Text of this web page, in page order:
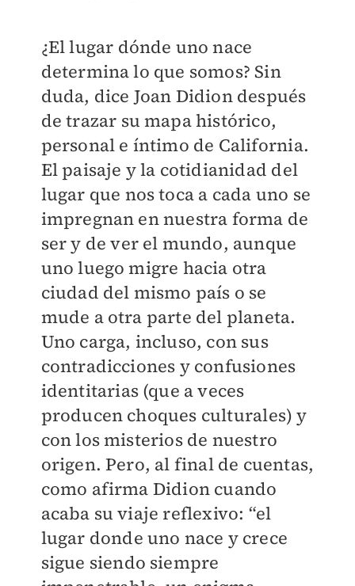
¿El lugar dónde uno nace
determina lo que somos? Sin
duda, dice Joan Didion después
de trazar su mapa histórico,
personal e íntimo de California.
El paisaje y la cotidianidad del
lugar que nos toca a cada uno se
impregnan en nuestra forma de
ser y de ver el mundo, aunque
uno luego migre hacia otra
ciudad del mismo país o se
mude a otra parte del planeta.
Uno carga, incluso, con sus
contradicciones y confusiones
identitarias (que a veces
producen choques culturales) y
con los misterios de nuestro
origen. Pero, al final de cuentas,
como afirma Didion cuando
acaba su viaje reflexivo: “el
lugar donde uno nace y crece
sigue siendo siempre